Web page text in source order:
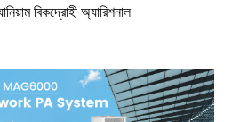
বিকদ্রোহী অ্যারিশনাল